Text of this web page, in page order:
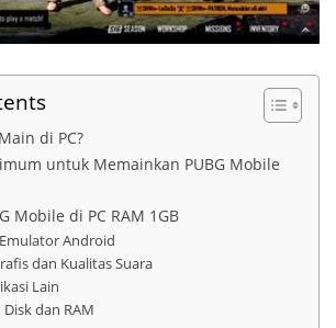
di PC?
untuk Memainkan PUBG Mobile
Mobile di PC RAM 1GB
Android
dan Kualitas Suara
Lain
dan RAM